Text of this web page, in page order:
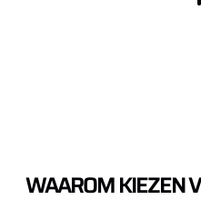
WAAROM KIEZEN